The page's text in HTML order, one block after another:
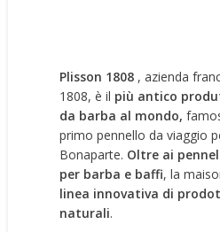
Plisson 1808 , azienda
1808, è il più antico
da barba al mondo,
primo pennello da viaggio
Bonaparte. Oltre ai
per barba e baffi, la
linea innovativa di
naturali.